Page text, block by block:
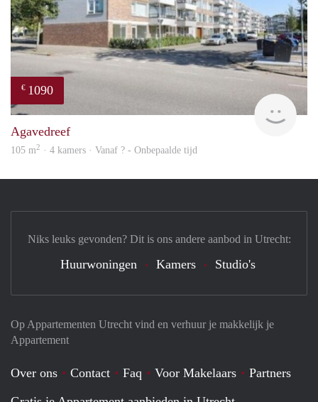
€ 1090
Agavedreef
105 m2 · 4 kamers · Vanaf ? - Onbepaalde tijd
Op Appartementen Utrecht vind en verhuur je makkelijk je
Appartement
Over ons Contact Faq Voor Makelaars
Partners
Niks leuks gevonden? Dit is ons andere aanbod in Utrecht:
Huurwoningen Kamers Studio's